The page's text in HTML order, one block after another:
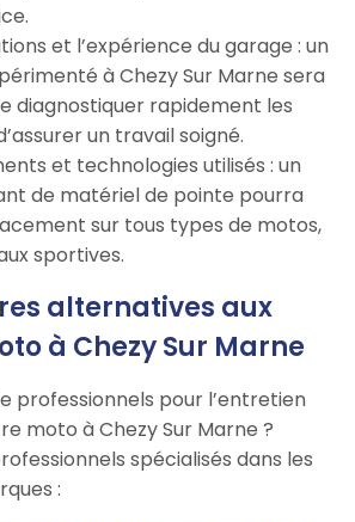
et l’expérience du garage : un
à Chezy Sur Marne sera
diagnostiquer rapidement les
un travail soigné.
et technologies utilisés : un
de matériel de pointe pourra
sur tous types de motos,
sportives.
alternatives aux
à Chezy Sur Marne
professionnels pour l’entretien
moto à Chezy Sur Marne ?
spécialisés dans les
: